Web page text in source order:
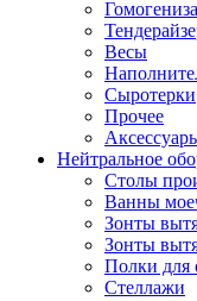
Весы
Сыротерки
Прочее
Нейтральное
Столы
Ванны
Зонты
Зонты
Полки для
Стеллажи